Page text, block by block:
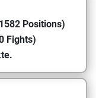
Positions)
Fights)